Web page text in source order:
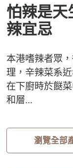
怕辣是天
辣宜忌
本港嗜辣者眾
理，辛辣菜系
在下廚時於餸
和層...
瀏覽全部